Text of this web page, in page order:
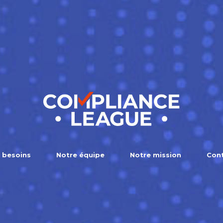
besoins Notre équipe Notre mission